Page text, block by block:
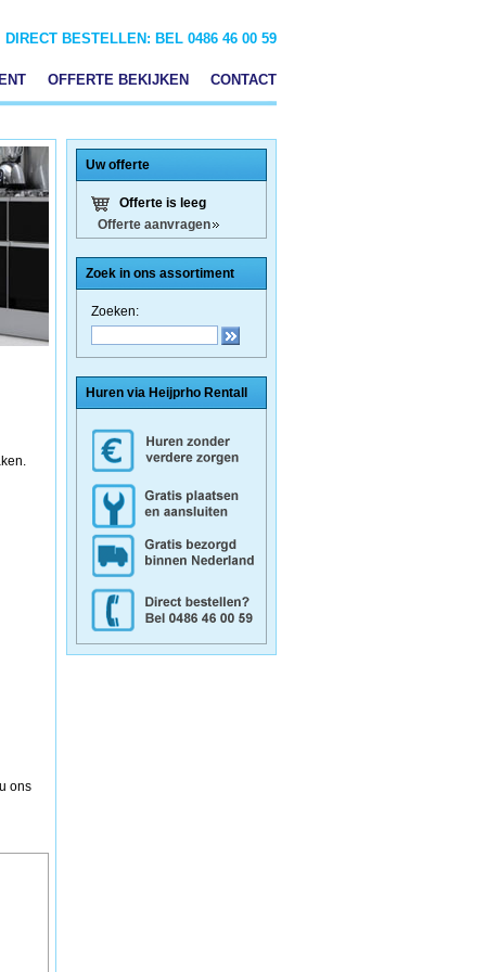
BESTELLEN: BEL 0486 46 00 59
OFFERTE BEKIJKEN CONTACT
ons
Uw offerte
Offerte is leeg
Offerte aanvragen
Zoek in ons assortiment
Zoeken:
Huren via Heijprho Rentall